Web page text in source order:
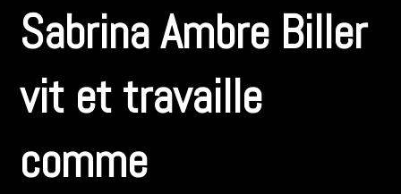
Sabrina Ambre Biller
vit et travaille
comme